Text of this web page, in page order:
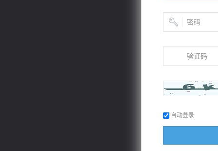
自动登录